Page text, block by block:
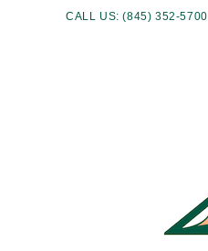
CALL US: (845) 352-5700